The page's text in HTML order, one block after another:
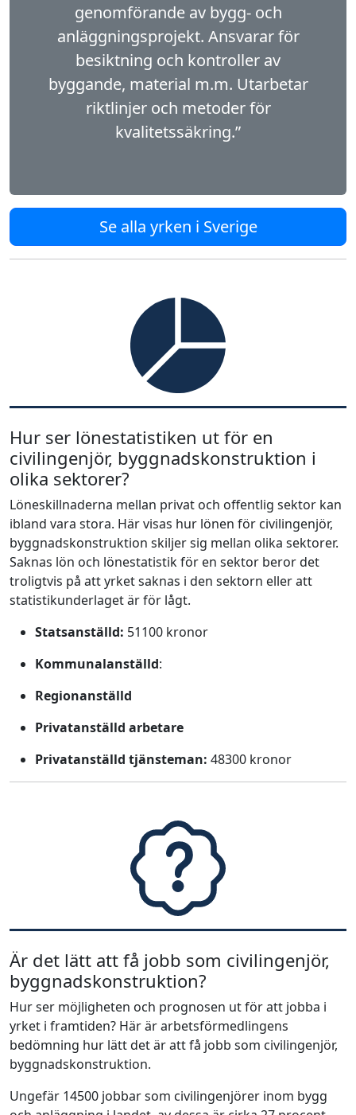
genomförande av bygg- och
anläggningsprojekt. Ansvarar för
besiktning och kontroller av
byggande, material m.m. Utarbetar
riktlinjer och metoder för
kvalitetssäkring.”
Se alla yrken i Sverige
Hur ser lönestatistiken ut för en
civilingenjör, byggnadskonstruktion i
olika sektorer?
Löneskillnaderna mellan privat och offentlig sektor kan
ibland vara stora. Här visas hur lönen för civilingenjör,
byggnadskonstruktion skiljer sig mellan olika sektorer.
Saknas lön och lönestatistik för en sektor beror det
troligtvis på att yrket saknas i den sektorn eller att
statistikunderlaget är för lågt.
Statsanställd: 51100 kronor
Kommunalanställd:
Regionanställd
Privatanställd arbetare
Privatanställd tjänsteman: 48300 kronor
Är det lätt att få jobb som civilingenjör,
byggnadskonstruktion?
Hur ser möjligheten och prognosen ut för att jobba i
yrket i framtiden? Här är arbetsförmedlingens
bedömning hur lätt det är att få jobb som civilingenjör,
byggnadskonstruktion.
Ungefär 14500 jobbar som civilingenjörer inom bygg